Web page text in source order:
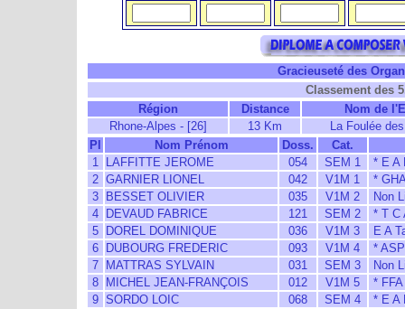
Gracieuseté des
Classement des
Région
Distance
Nom de
Rhone-Alpes - [26]
13 Km
La Foulée
Pl
Nom Prénom Doss.
Cat.
1
LAFFITTE JEROME 054 SEM 1
* E A
2 GARNIER LIONEL 042 V1M 1
*
3
BESSET OLIVIER 035 V1M 2
Non
4
DEVAUD FABRICE 121 SEM 2
* T C
5
DOREL DOMINIQUE 036 V1M 3
E A
6
DUBOURG FREDERIC 093 V1M 4
*
7
MATTRAS SYLVAIN 031 SEM 3
Non
8
MICHEL JEAN-FRANÇOIS 012 V1M 5
* FFA
9 SORDO LOIC 068 SEM 4
* E A